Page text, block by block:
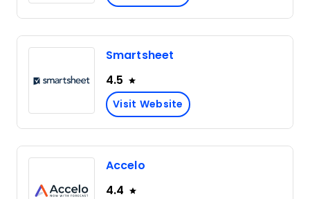
Smartsheet
4.5
Visit Website
Accelo
4.4